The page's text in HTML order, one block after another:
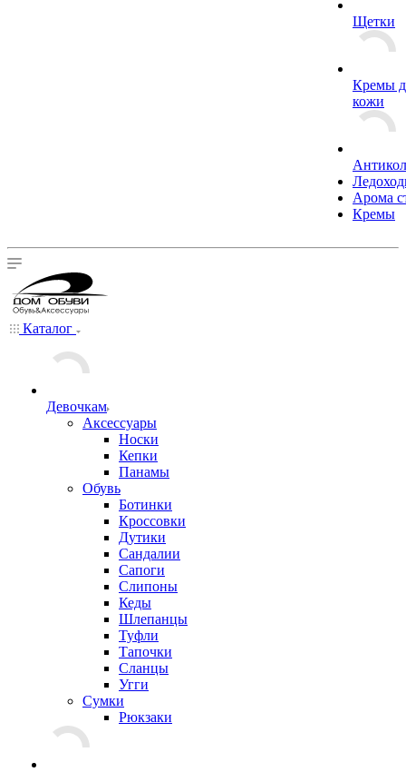
Щетки
Кремы
кожи
Арома
Кремы
Каталог
Девочкам
Аксессуары
Носки
Кепки
Панамы
Обувь
Ботинки
Кроссовки
Дутики
Сандалии
Сапоги
Слипоны
Кеды
Шлепанцы
Туфли
Тапочки
Сланцы
Угги
Сумки
Рюкзаки